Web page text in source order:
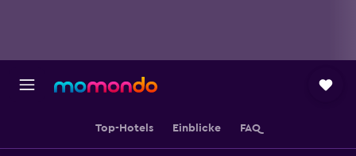
Top-Hotels Einblicke FAQ